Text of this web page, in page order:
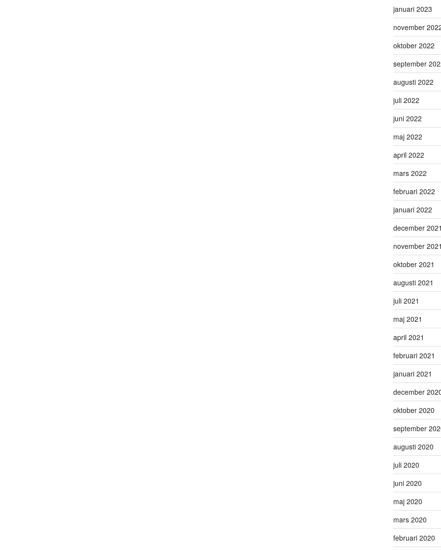
januari 2023
november
oktober 2022
september
augusti 2022
juli 2022
juni 2022
maj 2022
april 2022
mars 2022
februari 2022
januari 2022
december
november
oktober 2021
augusti 2021
juli 2021
maj 2021
april 2021
februari 2021
januari 2021
december
oktober 2020
september
augusti 2020
juli 2020
juni 2020
maj 2020
mars 2020
februari 2020